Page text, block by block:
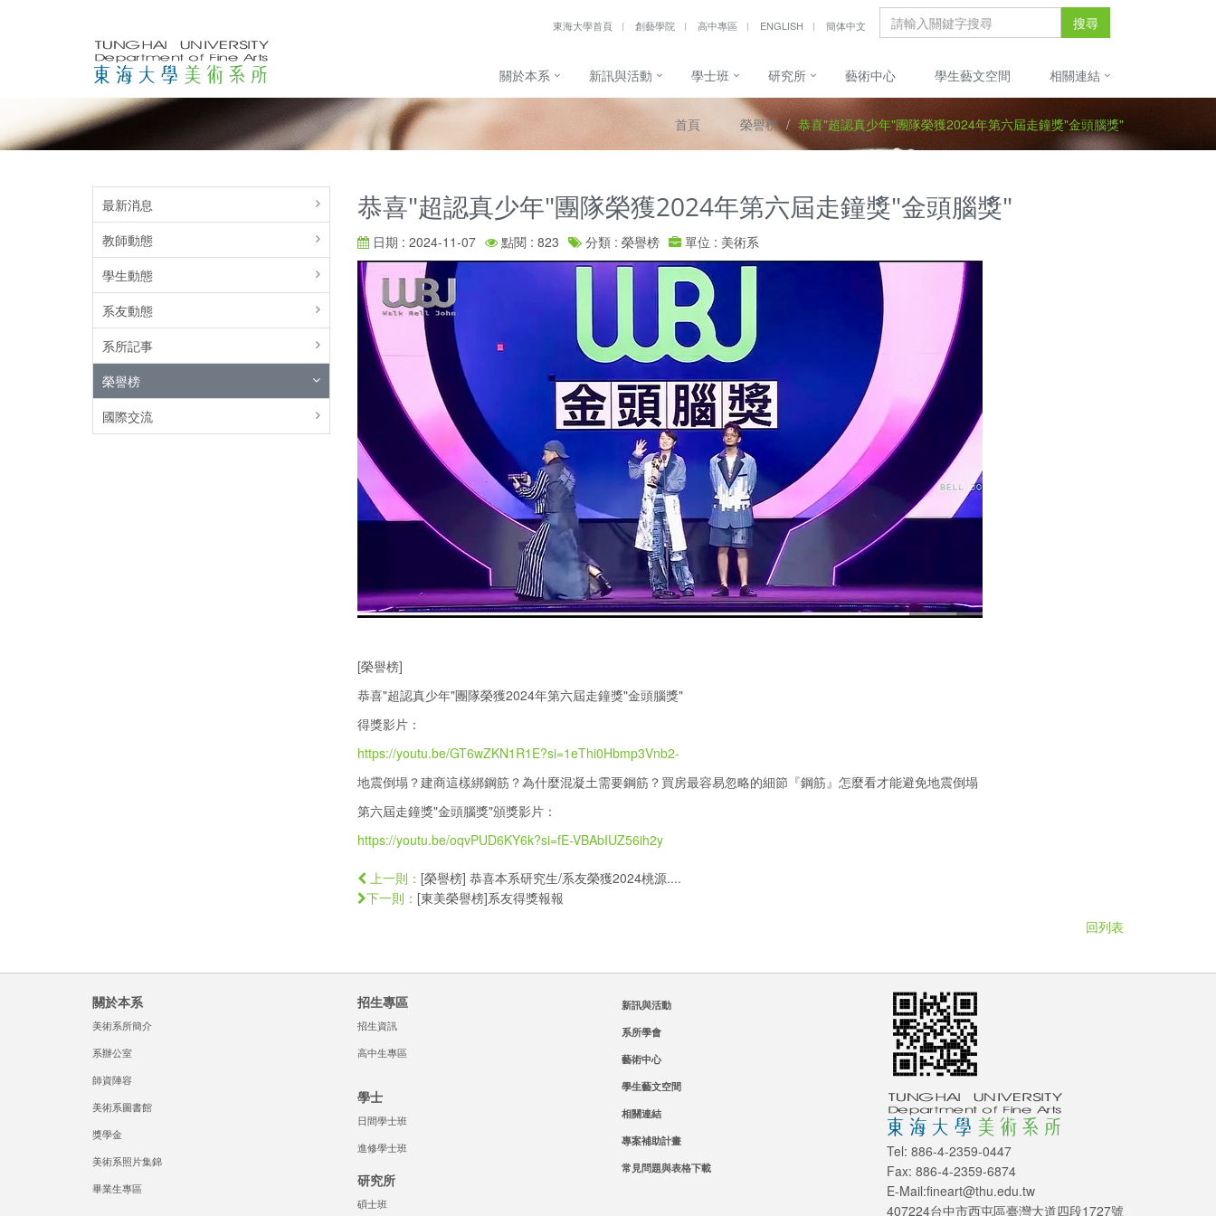
東海大學首頁 創藝學院 高中專區 ENGLISH 簡体中文 搜尋
關於本系 新訊與活動 學士班 研究所 藝術中心 學生藝文空間 相關連結
首頁 榮譽榜 恭喜"超認真少年"團隊榮獲2024年第六屆走鐘獎"金頭腦獎"
最新消息
教師動態
學生動態
系友動態
系所記事
榮譽榜
國際交流
恭喜"超認真少年"團隊榮獲2024年第六屆走鐘獎"金頭腦獎"
日期 : 2024-11-07 點閱 : 823 分類 : 榮譽榜 單位 : 美術系
[榮譽榜]
恭喜"超認真少年"團隊榮獲2024年第六屆走鐘獎"金頭腦獎"
得獎影片：
https://youtu.be/GT6wZKN1R1E?si=1eThi0Hbmp3Vnb2-
地震倒塌？建商這樣綁鋼筋？為什麼混凝土需要鋼筋？買房最容易忽略的細節『鋼筋』怎麼看才能避免地震倒塌
第六屆走鐘獎"金頭腦獎"頒獎影片：
https://youtu.be/oqvPUD6KY6k?si=fE-VBAbIUZ56ih2y
上一則： [榮譽榜] 恭喜本系研究生/系友榮獲2024桃源....
下一則： [東美榮譽榜]系友得獎報報
回列表
關於本系
美術系所簡介
系辦公室
師資陣容
美術系圖書館
獎學金
美術系照片集錦
畢業生專區
招生專區
招生資訊
高中生專區
學士
日間學士班
進修學士班
研究所
碩士班
新訊與活動
系所學會
藝術中心
學生藝文空間
相關連結
專案補助計畫
常見問題與表格下載
Tel: 886-4-2359-0447
Fax: 886-4-2359-6874
E-Mail:fineart@thu.edu.tw
407224台中市西屯區臺灣大道四段1727號